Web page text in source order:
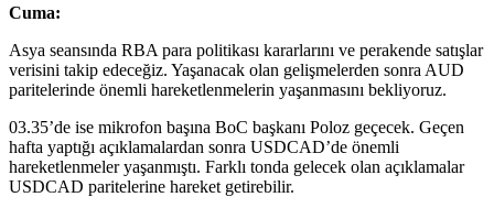
Cuma:
Asya seansında RBA para politikası kararlarını ve perakende satışlar
verisini takip edeceğiz. Yaşanacak olan gelişmelerden sonra AUD
paritelerinde önemli hareketlenmelerin yaşanmasını bekliyoruz.
03.35’de ise mikrofon başına BoC başkanı Poloz geçecek. Geçen
hafta yaptığı açıklamalardan sonra USDCAD’de önemli
hareketlenmeler yaşanmıştı. Farklı tonda gelecek olan açıklamalar
USDCAD paritelerine hareket getirebilir.